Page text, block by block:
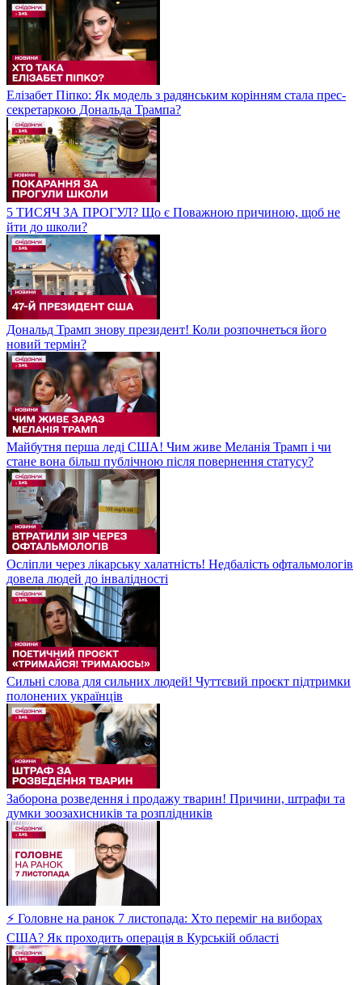
Елізабет Піпко: Як модель з радянським корінням стала прес-
секретаркою Дональда Трампа?
5 ТИСЯЧ ЗА ПРОГУЛ? Що є Поважною причиною, щоб не
йти до школи?
Дональд Трамп знову президент! Коли розпочнеться його
новий термін?
Майбутня перша леді США! Чим живе Меланія Трамп і чи
стане вона більш публічною після повернення статусу?
Осліпли через лікарську халатність! Недбалість офтальмологів
довела людей до інвалідності
Сильні слова для сильних людей! Чуттєвий проєкт підтримки
полонених українців
Заборона розведення і продажу тварин! Причини, штрафи та
думки зоозахисників та розплідників
⚡ Головне на ранок 7 листопада: Хто переміг на виборах
США? Як проходить операція в Курській області